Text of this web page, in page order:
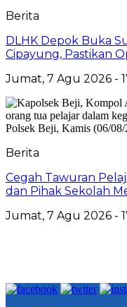
Berita
DLHK Depok Buka
Cipayung, Pastikan
Jumat, 7 Agu 2026 -
Berita
Cegah Tawuran
dan Pihak Sekolah
Jumat, 7 Agu 2026 -